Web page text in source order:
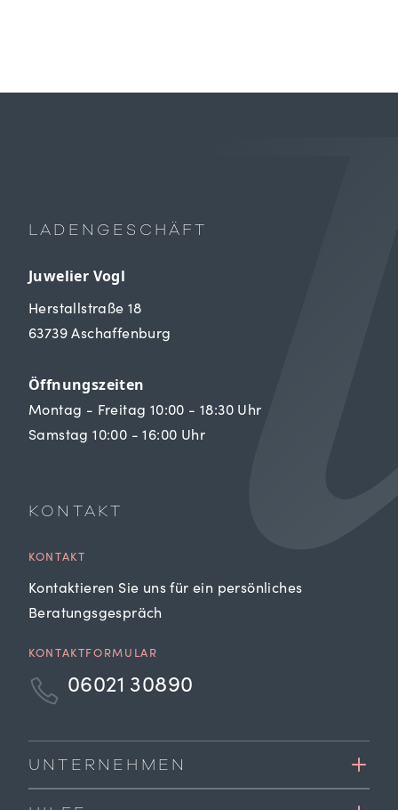
LADENGESCHÄFT
Juwelier Vogl
Herstallstraße 18
63739 Aschaffenburg
Öffnungszeiten
Montag - Freitag 10:00 - 18:30 Uhr
Samstag 10:00 - 16:00 Uhr
KONTAKT
KONTAKT
Kontaktieren Sie uns für ein persönliches
Beratungsgespräch
KONTAKTFORMULAR
06021 30890
UNTERNEHMEN